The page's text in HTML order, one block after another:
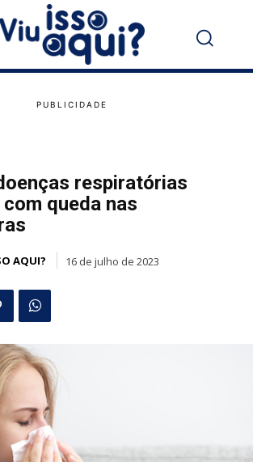
respiratórias
queda nas
AQUI? 16 de julho de 2023